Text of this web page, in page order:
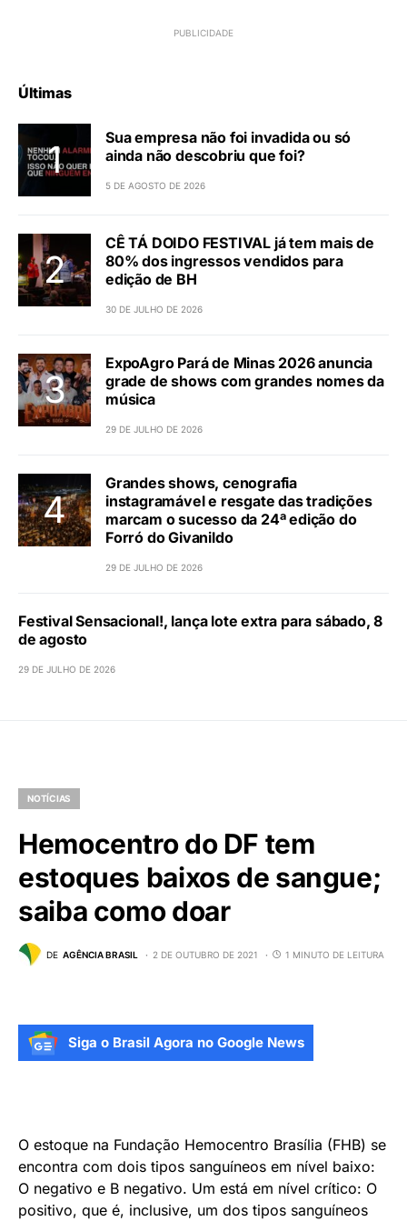
Últimas
Sua empresa não foi invadida ou só
ainda não descobriu que foi?
5 DE AGOSTO DE 2026
CÊ TÁ DOIDO FESTIVAL já tem mais de
80% dos ingressos vendidos para
edição de BH
30 DE JULHO DE 2026
ExpoAgro Pará de Minas 2026 anuncia
grade de shows com grandes nomes da
música
29 DE JULHO DE 2026
Grandes shows, cenografia
instagramável e resgate das tradições
marcam o sucesso da 24ª edição do
Forró do Givanildo
29 DE JULHO DE 2026
Festival Sensacional!, lança lote extra para sábado, 8
de agosto
29 DE JULHO DE 2026
NOTÍCIAS
Hemocentro do DF tem
estoques baixos de sangue;
saiba como doar
DE AGÊNCIA BRASIL 2 DE OUTUBRO DE 2021 1 MINUTO DE LEITURA
Siga o Brasil Agora no Google News
O estoque na Fundação Hemocentro Brasília (FHB) se
encontra com dois tipos sanguíneos em nível baixo:
O negativo e B negativo. Um está em nível crítico: O
positivo, que é, inclusive, um dos tipos sanguíneos